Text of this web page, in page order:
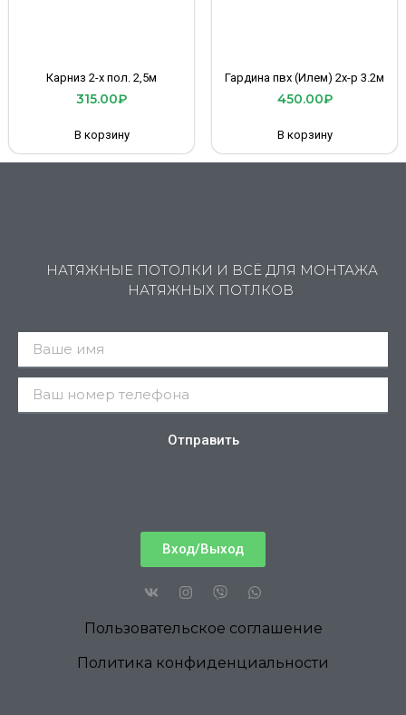
Карниз 2-х пол. 2,5м
315.00₽
В корзину
Гардина пвх (Илем) 2х-р 3.2м
450.00₽
В корзину
НАТЯЖНЫЕ ПОТОЛКИ И ВСЁ ДЛЯ МОНТАЖА
НАТЯЖНЫХ ПОТЛКОВ
Отправить
Вход/Выход
Пользовательское соглашение
Политика конфиденциальности